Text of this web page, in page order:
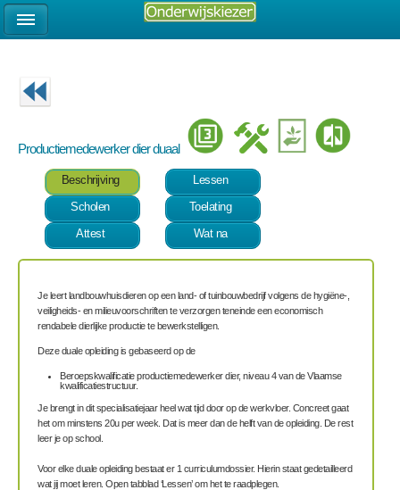
Productiemedewerker dier duaal
Beschrijving
Lessen
Scholen
Toelating
Attest
Wat na
Je leert landbouwhuisdieren op een land- of tuinbouwbedrijf volgens de hygiëne-,
veiligheids- en milieuvoorschriften te verzorgen teneinde een economisch
rendabele dierlijke productie te bewerkstelligen.
Deze duale opleiding is gebaseerd op de
Beroepskwalificatie productiemedewerker dier, niveau 4 van de Vlaamse
kwalificatiestructuur.
Je brengt in dit specialisatiejaarheel wat tijd door op de werkvloer. Concreet gaat
het om minstens 20u per week. Dat is meer dan de helft van de opleiding. De rest
leer je op school.
Voor elke duale opleiding bestaat er 1 curriculumdossier. Hierin staat gedetailleerd
wat jij moet leren. Open tabblad ‘Lessen’ om het te raadplegen.